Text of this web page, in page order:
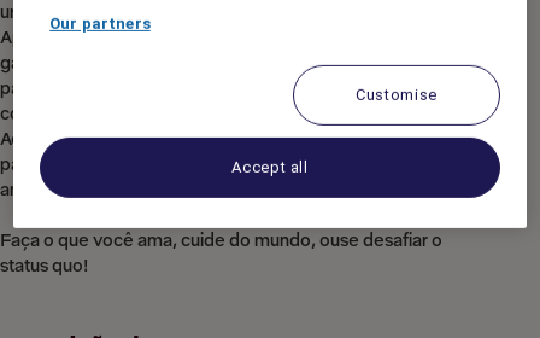
uma marca que correspondam à sua personalidade.
Apoiamos você a crescer e aprender todos os dias,
garantindo que o trabalho traga um propósito à sua vida,
para que, durante sua jornada conosco, você possa
continuar a explorar as possibilidades ilimitadas da Accor.
Ao ingressar na Accor, cada capítulo de sua história é sua
para escrever e juntos podemos imaginar a hospitalidade de
amanhã.
Faça o que você ama, cuide do mundo, ouse desafiar o
status quo!
Our partners
Customise
Accept all